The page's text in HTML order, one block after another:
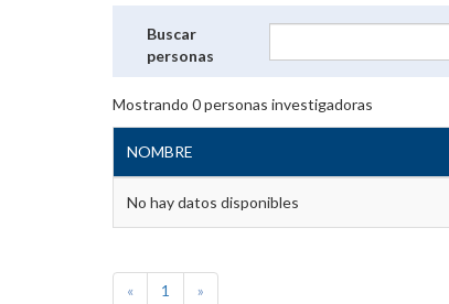
Buscar
personas
Mostrando 0personas investigadoras
NOMBRE
No hay datos disponibles
« 1 »